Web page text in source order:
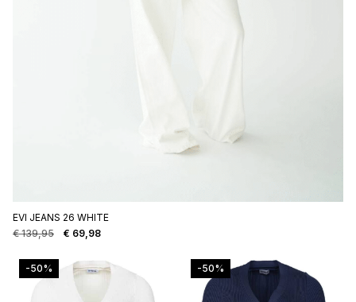
EVI JEANS 26 WHITE
€139,95
Oorspronkelijke
was:
€ 139,95.
€ 69,98
Huidige
€ 69,98.
-50% -50%